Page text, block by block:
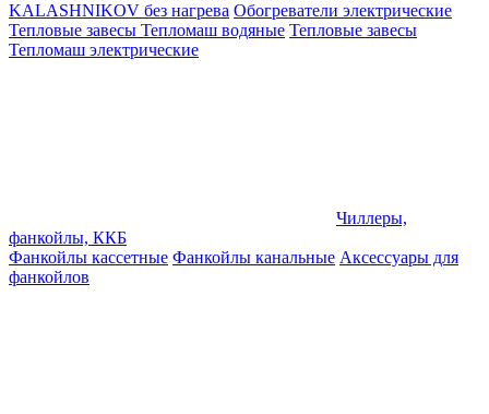
KALASHNIKOV без нагрева Обогреватели электрические
Тепловые завесы Тепломаш водяные Тепловые завесы
Тепломаш электрические
Чиллеры,
фанкойлы, ККБ
Фанкойлы кассетные Фанкойлы канальные Аксессуары для
фанкойлов